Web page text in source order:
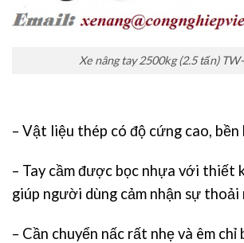
Xe nâng tay 2500kg (2.5 tấn)
– Vật liệu thép có độ cứng cao, bền
– Tay cầm được bọc nhựa với thiết
giúp người dùng cảm nhận sự thoải
– Cần chuyển nấc rất nhẹ và êm